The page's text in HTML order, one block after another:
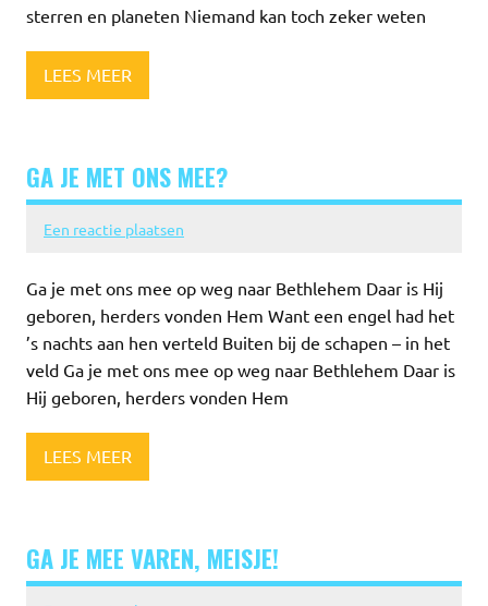
sterren en planeten Niemand kan toch zeker weten
LEES MEER
GA JE MET ONS MEE?
Een reactie plaatsen
Ga je met ons mee op weg naar Bethlehem Daar is Hij
geboren, herders vonden Hem Want een engel had het
’s nachts aan hen verteld Buiten bij de schapen – in het
veld Ga je met ons mee op weg naar Bethlehem Daar is
Hij geboren, herders vonden Hem
LEES MEER
GA JE MEE VAREN, MEISJE!